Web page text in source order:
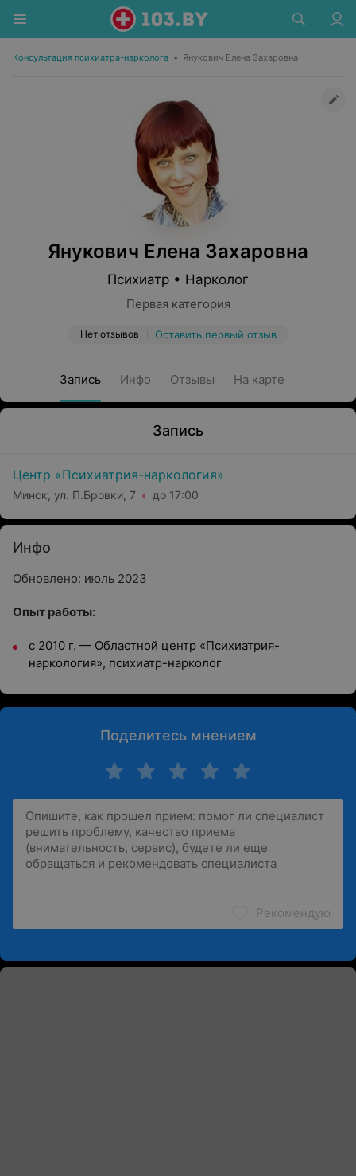
Консультация психиатра-нарколога • Янукович Елена Захаровна
Янукович Елена Захаровна
Психиатр • Нарколог
Первая категория
Нет отзывов Оставить первый отзыв
Запись Инфо Отзывы На карте
Запись
Центр «Психиатрия-наркология»
Минск, ул. П.Бровки, 7 до 17:00
Инфо
Обновлено: июль 2023
Опыт работы:
с 2010 г. — Областной центр «Психиатрия-
наркология», психиатр-нарколог
Поделитесь мнением
Рекомендую